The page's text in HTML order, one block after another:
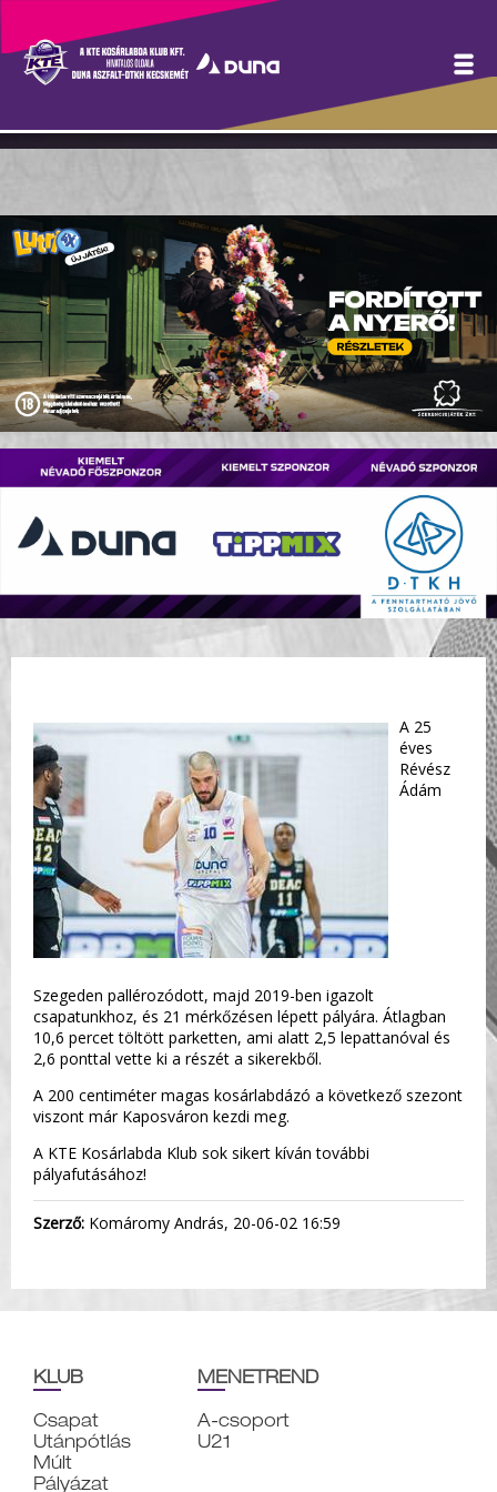
Révész Ádám Kaposvárra
A 25
éves
Révész
Ádám
Szegeden pallérozódott, majd 2019-ben igazolt
csapatunkhoz, és 21 mérkőzésen lépett pályára. Átlagban
10,6 percet töltött parketten, ami alatt 2,5 lepattanóval és
2,6 ponttal vette ki a részét a sikerekből.
A 200 centiméter magas kosárlabdázó a következő szezont
viszont már Kaposváron kezdi meg.
A KTE Kosárlabda Klub sok sikert kíván további
pályafutásához!
Szerző: Komáromy András, 20-06-02 16:59
KLUB
Csapat
Utánpótlás
Múlt
Pályázat
MENETREND
A-csoport
U21